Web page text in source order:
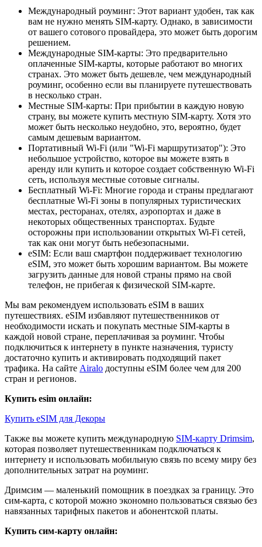
Международный роуминг: Этот вариант удобен, так как
вам не нужно менять SIM-карту. Однако, в зависимости
от вашего сотового провайдера, это может быть дорогим
решением.
Международные SIM-карты: Это предварительно
оплаченные SIM-карты, которые работают во многих
странах. Это может быть дешевле, чем международный
роуминг, особенно если вы планируете путешествовать
в несколько стран.
Местные SIM-карты: При прибытии в каждую новую
страну, вы можете купить местную SIM-карту. Хотя это
может быть несколько неудобно, это, вероятно, будет
самым дешевым вариантом.
Портативный Wi-Fi (или "Wi-Fi маршрутизатор"): Это
небольшое устройство, которое вы можете взять в
аренду или купить и которое создает собственную Wi-Fi
сеть, используя местные сотовые сигналы.
Бесплатный Wi-Fi: Многие города и страны предлагают
бесплатные Wi-Fi зоны в популярных туристических
местах, ресторанах, отелях, аэропортах и даже в
некоторых общественных транспортах. Будьте
осторожны при использовании открытых Wi-Fi сетей,
так как они могут быть небезопасными.
eSIM: Если ваш смартфон поддерживает технологию
eSIM, это может быть хорошим вариантом. Вы можете
загрузить данные для новой страны прямо на свой
телефон, не прибегая к физической SIM-карте.
Мы вам рекомендуем использовать eSIM в ваших
путешествиях. eSIM избавляют путешественников от
необходимости искать и покупать местные SIM-карты в
каждой новой стране, переплачивая за роуминг. Чтобы
подключиться к интернету в пункте назначения, туристу
достаточно купить и активировать подходящий пакет
трафика. На сайте Airalo доступны eSIM более чем для 200
стран и регионов.
Купить esim онлайн:
Купить eSIM для Декоры
Также вы можете купить международную SIM-карту Drimsim,
которая позволяет путешественникам подключаться к
интернету и использовать мобильную связь по всему миру без
дополнительных затрат на роуминг.
Дримсим — маленький помощник в поездках за границу. Это
сим-карта, с которой можно экономно пользоваться связью без
навязанных тарифных пакетов и абонентской платы.
Купить сим-карту онлайн: